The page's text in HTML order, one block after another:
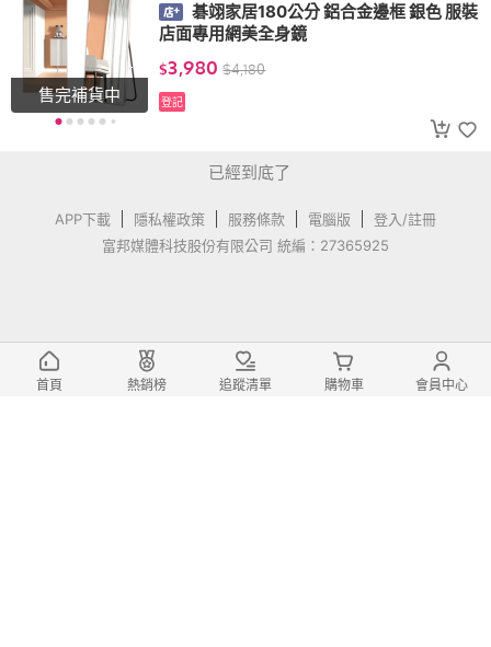
售完補貨中
碁翊家居180公分 鋁合金邊框 銀色 服裝
店面專用網美全身鏡
$3,980 $4,180
登記
已經到底了
APP下載 隱私權政策 服務條款 電腦版
登入/註冊
富邦媒體科技股份有限公司 統編：27365925
首頁 熱銷榜 追蹤清單 購物車 會員中心